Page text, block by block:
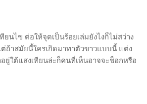
ยนไข ต่อให้จุดเป็นร้อยเล่มยังไงก็ไม่สว่าง
ถ้าสมัยนี้ใครเกิดมาทาตัวขาวแบบนี้ แต่ง
ยู่ใต้แสงเทียนล่ะก็คนที่เห็นอาจจะช็อกหรือ